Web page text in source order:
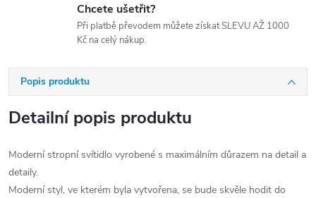
Chcete ušetřit?
Při platbě převodem můžete získat SLEVU AŽ 1000
Kč na celý nákup.
Popis produktu
Detailní popis produktu
Moderní stropní svítidlo vyrobené s maximálním důrazem na detail a
detaily.
Moderní styl, ve kterém byla vytvořena, se bude skvěle hodit do